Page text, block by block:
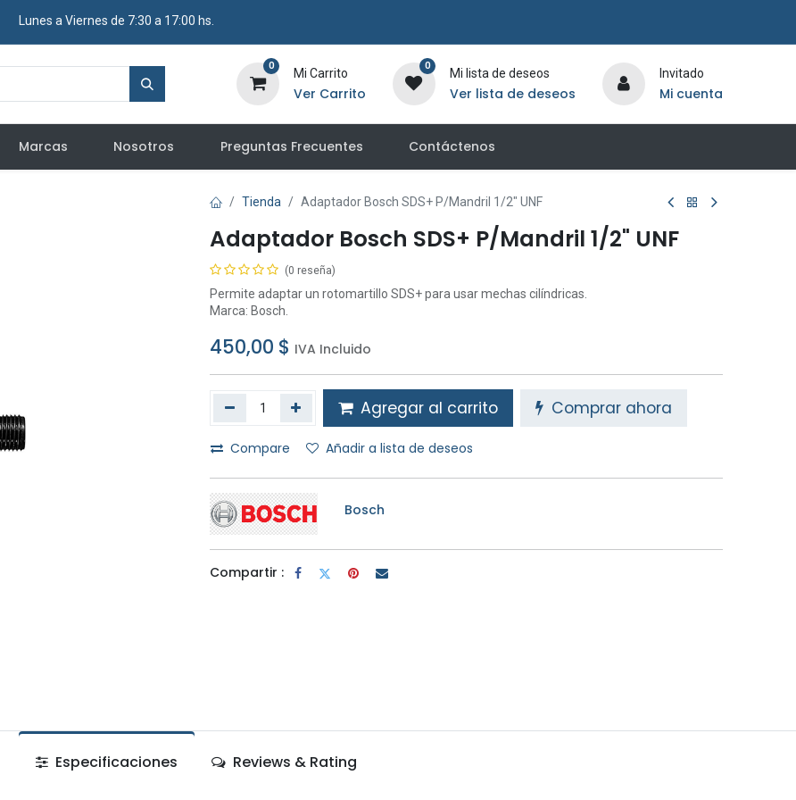
​ Lunes a Viernes de 7:30 a 17:00 hs.
0
Mi Carrito
Ver Carrito
0
Mi lista de deseos
Ver lista de deseos
Invitado
Mi cuenta
Marcas Nosotros Preguntas Frecuentes Contáctenos
Tienda Adaptador Bosch SDS+ P/Mandril 1/2" UNF
Adaptador Bosch SDS+ P/Mandril 1/2" UNF
(0 reseña)
Permite adaptar un rotomartillo SDS+ para usar mechas cilíndricas.
Marca: Bosch.
450,00 $ IVA Incluido
Agregar al carrito Comprar ahora
Compare Añadir a lista de deseos
Bosch
Compartir :
Especificaciones Reviews & Rating